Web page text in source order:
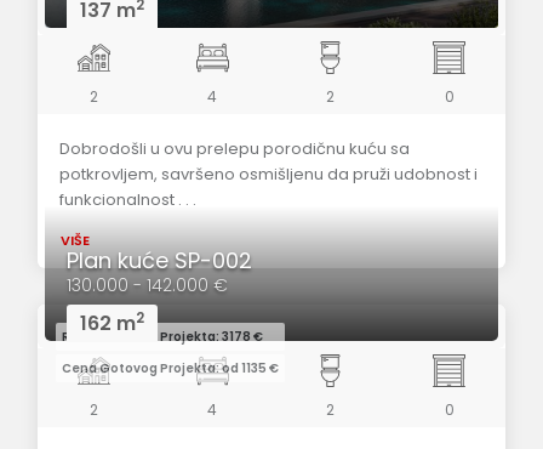
137 m2
2 4 2 0
Dobrodošli u ovu prelepu porodičnu kuću sa
potkrovljem, savršeno osmišljenu da pruži udobnost i
funkcionalnost . . .
VIŠE
Redovna Cena Projekta: 3178 €
Cena Gotovog Projekta: od 1135 €
Plan kuće SP-002
130.000 - 142.000 €
162 m2
2 4 2 0